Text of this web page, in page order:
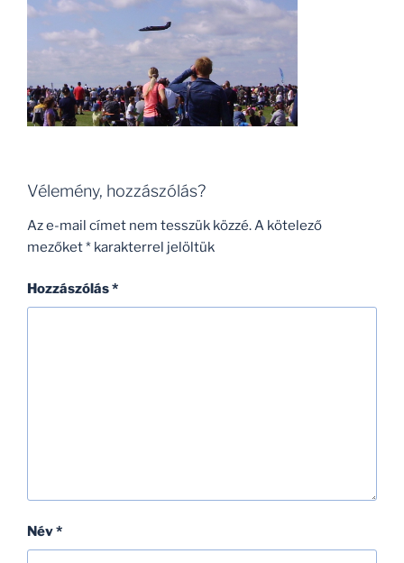
Vélemény, hozzászólás?
Az e-mail címet nem tesszük közzé.A kötelező
mezőket* karakterrel jelöltük
Hozzászólás*
Név*